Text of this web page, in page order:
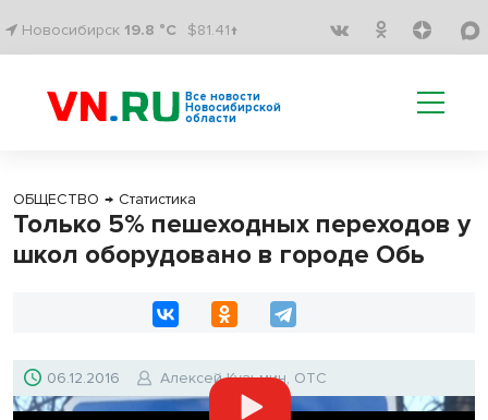
Новосибирск 19.8 °C $81.41↑
Все новости
Новосибирской
области
ОБЩЕСТВО → Статистика
Только 5% пешеходных переходов у
школ оборудовано в городе Обь
06.12.2016 Алексей Кузьмин, ОТС